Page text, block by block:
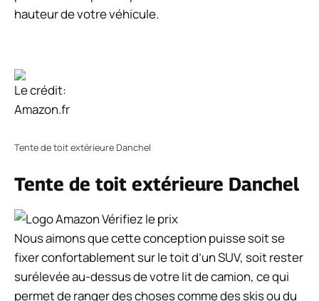
hauteur de votre véhicule.
Le crédit:
Amazon.fr
Tente de toit extérieure Danchel
Tente de toit extérieure Danchel
Vérifiez le prix
Nous aimons que cette conception puisse soit se
fixer confortablement sur le toit d’un SUV, soit rester
surélevée au-dessus de votre lit de camion, ce qui
permet de ranger des choses comme des skis ou du